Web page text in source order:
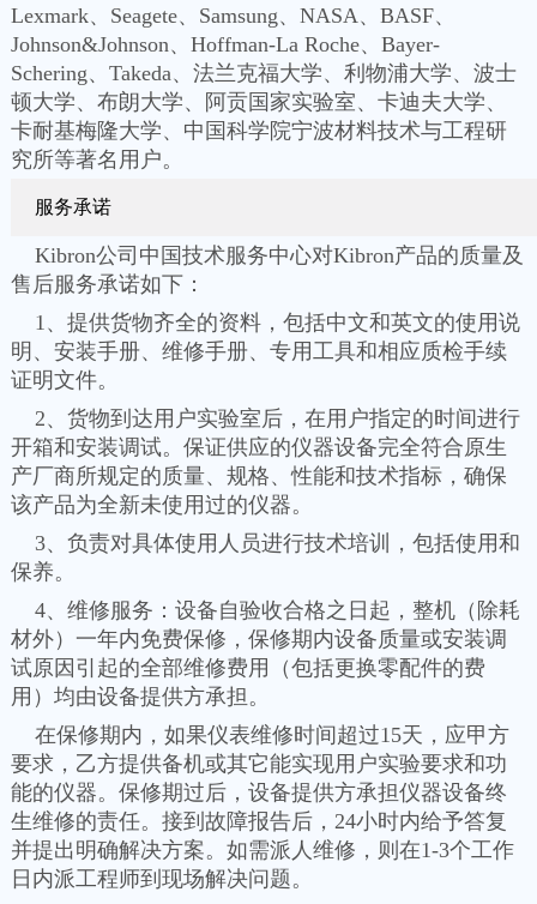
Lexmark、Seagete、Samsung、NASA、BASF、
Johnson&Johnson、Hoffman-La Roche、Bayer-
Schering、Takeda、法兰克福大学、利物浦大学、波士
顿大学、布朗大学、阿贡国家实验室、卡迪夫大学、
卡耐基梅隆大学、中国科学院宁波材料技术与工程研
究所等著名用户。
服务承诺
Kibron公司中国技术服务中心对Kibron产品的质量及
售后服务承诺如下：
1、提供货物齐全的资料，包括中文和英文的使用说
明、安装手册、维修手册、专用工具和相应质检手续
证明文件。
2、货物到达用户实验室后，在用户指定的时间进行
开箱和安装调试。保证供应的仪器设备完全符合原生
产厂商所规定的质量、规格、性能和技术指标，确保
该产品为全新未使用过的仪器。
3、负责对具体使用人员进行技术培训，包括使用和
保养。
4、维修服务：设备自验收合格之日起，整机（除耗
材外）一年内免费保修，保修期内设备质量或安装调
试原因引起的全部维修费用（包括更换零配件的费
用）均由设备提供方承担。
在保修期内，如果仪表维修时间超过15天，应甲方
要求，乙方提供备机或其它能实现用户实验要求和功
能的仪器。保修期过后，设备提供方承担仪器设备终
生维修的责任。接到故障报告后，24小时内给予答复
并提出明确解决方案。如需派人维修，则在1-3个工作
日内派工程师到现场解决问题。